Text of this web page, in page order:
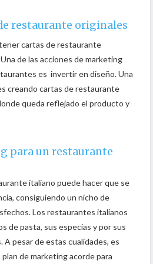
restaurante originales
cartas de restaurante
de las acciones de marketing
es invertir en diseño. Una
creando cartas de restaurante
queda reflejado el producto y
para un restaurante
italiano puede hacer que se
consiguiendo un nicho de
Los restaurantes italianos
de pasta, sus especias y por sus
pesar de estas cualidades, es
de marketing acorde para